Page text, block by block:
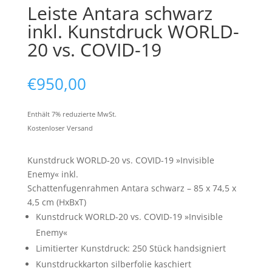
Leiste Antara schwarz
inkl. Kunstdruck WORLD-
20 vs. COVID-19
€950,00
Enthält 7% reduzierte MwSt.
Kostenloser Versand
Kunstdruck WORLD-20 vs. COVID-19 »Invisible
Enemy« inkl.
Schattenfugenrahmen Antara schwarz – 85 x 74,5 x
4,5 cm (HxBxT)
Kunstdruck WORLD-20 vs. COVID-19 »Invisible
Enemy«
Limitierter Kunstdruck: 250 Stück handsigniert
Kunstdruckkarton silberfolie kaschiert